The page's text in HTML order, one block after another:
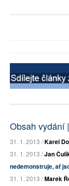
Obsah vydání
31. 1. 2013 /Karel
31. 1. 2013 /Jan
nedemonstruje, ať
31. 1. 2013 /Marek